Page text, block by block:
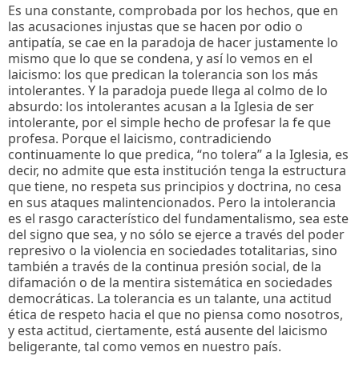
Es una constante, comprobada por los hechos, que en
las acusaciones injustas que se hacen por odio o
antipatía, se cae en la paradoja de hacer justamente lo
mismo que lo que se condena, y así lo vemos en el
laicismo: los que predican la tolerancia son los más
intolerantes. Y la paradoja puede llega al colmo de lo
absurdo: los intolerantes acusan a la Iglesia de ser
intolerante, por el simple hecho de profesar la fe que
profesa. Porque el laicismo, contradiciendo
continuamente lo que predica, “no tolera” a la Iglesia, es
decir, no admite que esta institución tenga la estructura
que tiene, no respeta sus principios y doctrina, no cesa
en sus ataques malintencionados. Pero la intolerancia
es el rasgo característico del fundamentalismo, sea este
del signo que sea, y no sólo se ejerce a través del poder
represivo o la violencia en sociedades totalitarias, sino
también a través de la continua presión social, de la
difamación o de la mentira sistemática en sociedades
democráticas. La tolerancia es un talante, una actitud
ética de respeto hacia el que no piensa como nosotros,
y esta actitud, ciertamente, está ausente del laicismo
beligerante, tal como vemos en nuestro país.